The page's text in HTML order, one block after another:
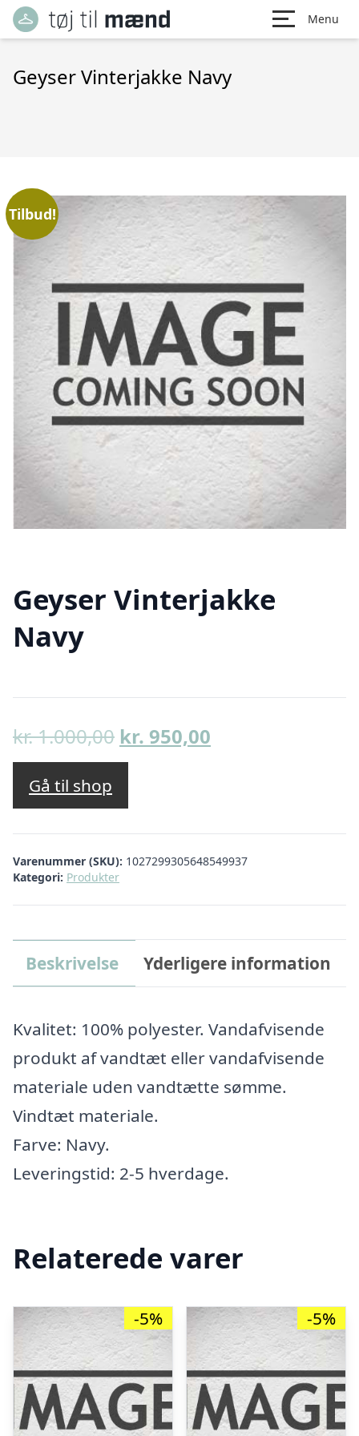
Menu
Geyser Vinterjakke Navy
Tilbud!
Geyser Vinterjakke
Navy
kr.1.000,00 Den
oprindelige
var:
kr. 1.000,00.
kr. 950,00
kr. 950,00.
Gå til shop
Varenummer (SKU): 1027299305648549937
Kategori: Produkter
Beskrivelse Yderligere information
Kvalitet: 100% polyester. Vandafvisende
produkt af vandtæt eller vandafvisende
materiale uden vandtætte sømme.
Vindtæt materiale.
Farve: Navy.
Leveringstid: 2-5 hverdage.
Relaterede varer
-5% -5%